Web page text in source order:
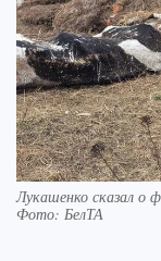
Лукашенко сказал о
Фото: БелТА